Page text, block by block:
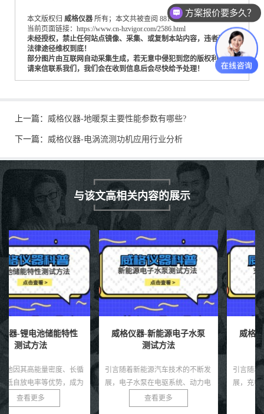
本文版权归 威格仪器 所有；本文共被查阅 881 次。
当前页面链接：https://www.cn-hzvigor.com/2586.html
未经授权，禁止任何站点镜像、采集、或复制本站内容，违者通过
法律途径维权到底！
部分图片由互联网自动采集生成，若无意中侵犯到您的版权利益，
请来信联系我们，我们会在收到信息后会尽快给予处理！
上一篇： 威格仪器-地暖泵主要性能参数有哪些?
下一篇： 威格仪器-电涡流测功机应用行业分析
与该文高相关内容的展示
威格仪器-新能源电子水泵
引言随着新能源汽车技术的不断发
展，电子水泵在电驱系统、动力电
池、热管理模块等环节中起着至关
重要的冷却作用。相比传统机械水
威格仪器-充电桩极限测试
引言随着电动汽车市场的蓬勃发
展，充电桩作为新能源汽车生态系
统的核心基础设施，其性能和可靠
性直接影响用户体验和电网安全。
方案报价要多久？